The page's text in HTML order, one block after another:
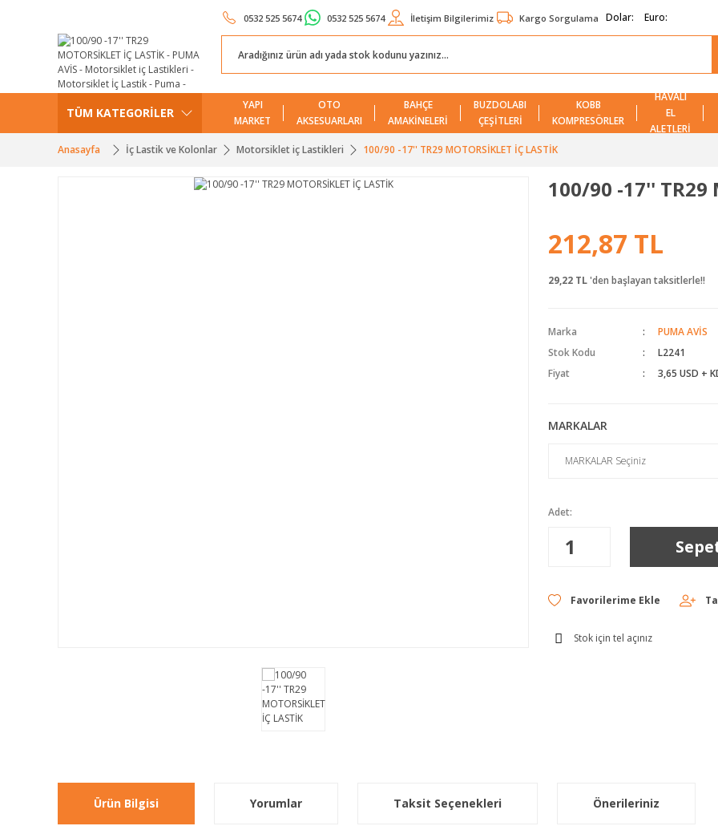
0532 525 5674 0532 525 5674 İletişim Bilgilerimiz Kargo Sorgulama Dolar: Euro:
TÜM KATEGORİLER
YAPI
MARKET
OTO
AKSESUARLARI
BAHÇE
AMAKİNELERİ
BUZDOLABI
ÇEŞİTLERİ
KOBB
KOMPRESÖRLER
HAVALI
EL
ALETLERİ
Anasayfa
İç Lastik ve Kolonlar Motorsiklet iç Lastikleri 100/90 -17'' TR29 MOTORSİKLET İÇ LASTİK
100/90 -17'' TR29
212,87 TL
29,22 TL'den başlayan taksitlerle!!
Marka
PUMA AVİS
Stok Kodu
L2241
Fiyat
3,65 USD +
MARKALAR
Adet:
Stok için tel açınız
Ürün Bilgisi Yorumlar Taksit Seçenekleri Önerileriniz